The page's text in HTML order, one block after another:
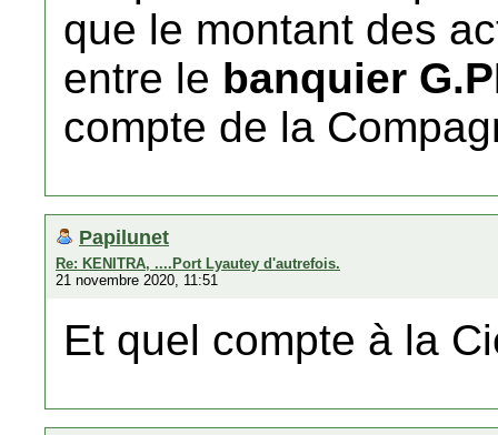
que le montant des
entre le banquier
compte de la
Papilunet
Re: KENITRA, ....Port Lyautey d'autrefois.
21 novembre 2020, 11:51
Et quel compte à la